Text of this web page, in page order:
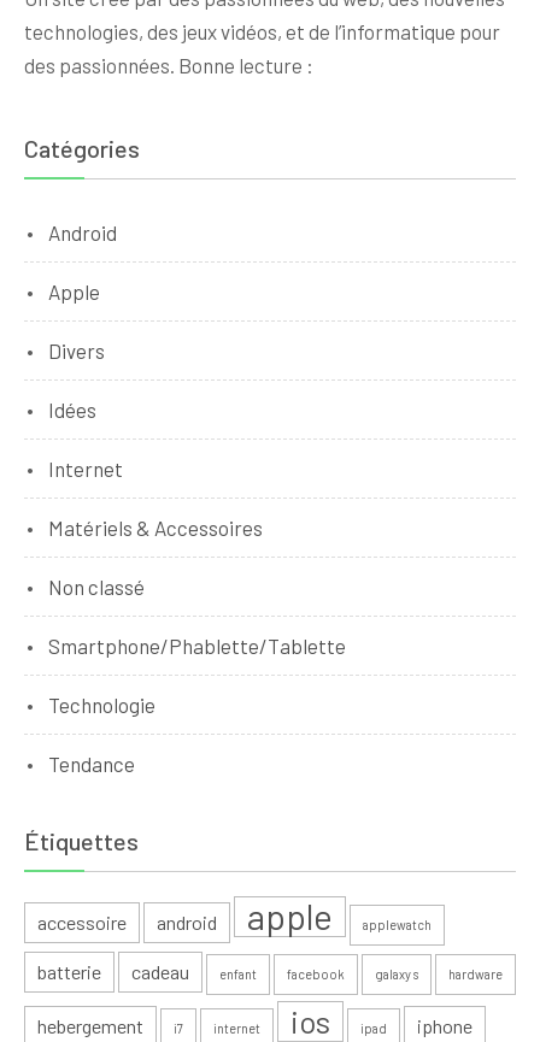
technologies, des jeux vidéos, et de l’informatique pour
des passionnées. Bonne lecture :
Catégories
Android
Apple
Divers
Idées
Internet
Matériels & Accessoires
Non classé
Smartphone/Phablette/Tablette
Technologie
Tendance
Étiquettes
accessoire android apple applewatch
batterie cadeau enfant facebook galaxy s hardware
hebergement i7 internet ios ipad iphone